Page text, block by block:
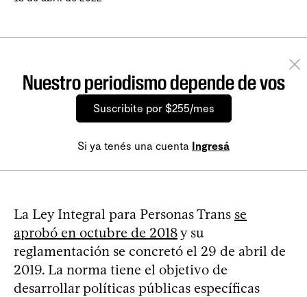
Nuestro periodismo depende de vos
Suscribite por $255/mes
Si ya tenés una cuenta Ingresá
La Ley Integral para Personas Trans se
aprobó en octubre de 2018y su
reglamentación se concretó el 29 de abril de
2019. La norma tiene el objetivo de
desarrollar políticas públicas específicas